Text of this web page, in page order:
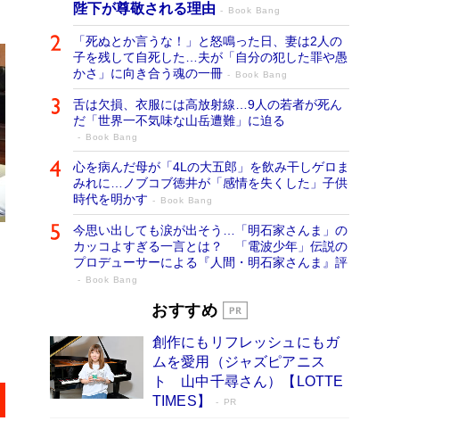
陛下が尊敬される理由
Book Bang
「死ぬとか言うな！」と怒鳴った日、妻は2人の
子を残して自死した…夫が「自分の犯した罪や愚
かさ」に向き合う魂の一冊
Book Bang
舌は欠損、衣服には高放射線…9人の若者が死ん
だ「世界一不気味な山岳遭難」に迫る
Book Bang
心を病んだ母が「4Lの大五郎」を飲み干しゲロま
みれに…ノブコブ徳井が「感情を失くした」子供
時代を明かす
Book Bang
今思い出しても涙が出そう…「明石家さんま」の
カッコよすぎる一言とは？ 「電波少年」伝説の
プロデューサーによる『人間・明石家さんま』評
Book Bang
「『火垂るの墓』は、大嘘である」原作者
は描きたくない」監督が徹底的にこだわっ
たこと（後編） #戦争の記憶
Book Bang
「叱って伸びるやつは、褒めたらもっと伸びる」
俳優・高嶋政伸が家族に教わった“人を育てるコ
おすすめ
創作にもリフレッシュにもガ
ムを愛用（ジャズピアニス
ト 山中千尋さん）【LOTTE
TIMES】
PR